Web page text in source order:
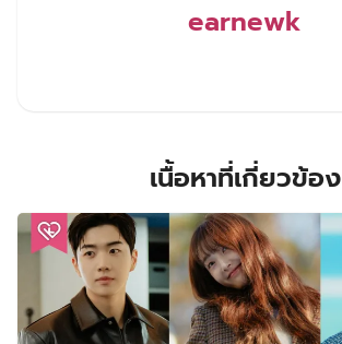
earnewk
เนื้อหาที่เกี่ยวข้อง